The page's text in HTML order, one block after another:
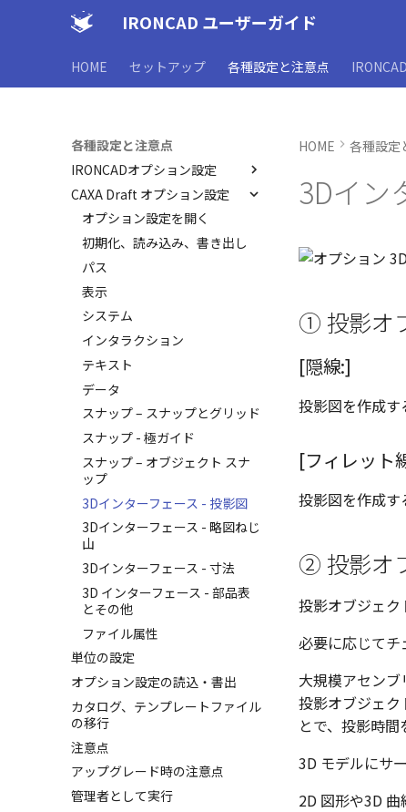
IRONCAD ユーザーガイド
HOME セットアップ 各種設定と注意点
各種設定と注意点
IRONCADオプション設定
オプション設定を開く
全般
パーツ
アセンブリ
インタラクション - インタラク
ション
インタラクション - マウス
フォルダー
板金 - 板金
板金 – ストック
レンダリング
パフォーマンス
AutoCAD データ インポート
2Dドローイング
プロパティ リスト
テンプレート
色
注意事項
CAXA Draft オプション設定
オプション設定を開く
初期化、読み込み、書き出し
パス
表示
システム
インタラクション
テキスト
データ
スナップ – スナップとグリッド
スナップ - 極ガイド
スナップ – オブジェクト スナ
ップ
3Dインターフェース - 投影図
3Dインターフェース - 略図ねじ
山
3Dインターフェース - 寸法
3D インターフェース - 部品表
とその他
ファイル属性
単位の設定
オプション設定の読込・書出
カタログ、テンプレートファイル
の移行
注意点
アップグレード時の注意点
管理者として実行
HOME 各種設定
3Dイン
① 投影オ
[隠線:]
投影図を作成す
[フィレット
投影図を作成す
② 投影オ
投影オブジェク
必要に応じてチ
大規模アセンブ
投影オブジェ
とで、投影時間
3D モデルにサ
2D 図形や3D